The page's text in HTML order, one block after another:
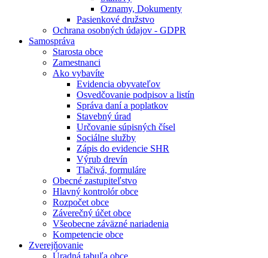
Oznamy, Dokumenty
Pasienkové družstvo
Ochrana osobných údajov - GDPR
Samospráva
Starosta obce
Zamestnanci
Ako vybavíte
Evidencia obyvateľov
Osvedčovanie podpisov a listín
Správa daní a poplatkov
Stavebný úrad
Určovanie súpisných čísel
Sociálne služby
Zápis do evidencie SHR
Výrub drevín
Tlačivá, formuláre
Obecné zastupiteľstvo
Hlavný kontrolór obce
Rozpočet obce
Záverečný účet obce
Všeobecne záväzné nariadenia
Kompetencie obce
Zverejňovanie
Úradná tabuľa obce